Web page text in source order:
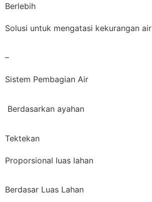
Berlebih
Solusi untuk mengatasi kekurangan air
–
Sistem Pembagian Air
Berdasarkan ayahan
Tektekan
Proporsional luas lahan
Berdasar Luas Lahan